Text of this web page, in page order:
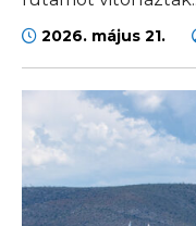
2026. május 21.